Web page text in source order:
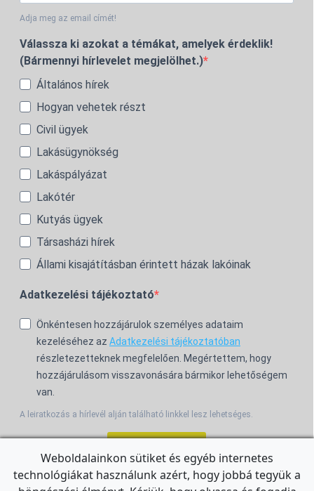
Adja meg az email címét!
Válassza ki azokat a témákat, amelyek érdeklik!
(Bármennyi hírlevelet megjelölhet.)
Általános hírek
Hogyan vehetek részt
Civil ügyek
Lakásügynökség
Lakáspályázat
Lakótér
Kutyás ügyek
Társasházi hírek
Állami kisajátításban érintett házak lakóinak
Adatkezelési tájékoztató
Önkéntesen hozzájárulok személyes adataim
kezeléséhez az Adatkezelési tájékoztatóban
részletezetteknek megfelelően. Megértettem, hogy
hozzájárulásom visszavonására bármikor lehetőségem
van.
A leiratkozás a hírlevél alján található linkkel lesz lehetséges.
For the English Newsletter, clickHERE.
Weboldalainkon sütiket és egyéb internetes
technológiákat használunk azért, hogy jobbá tegyük a